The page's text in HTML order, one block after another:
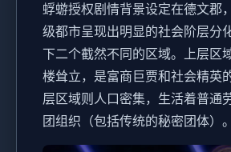
蜉蝣授权剧情背景设定在德文郡
级都市呈现出明显的社会阶层分
下二个截然不同的区域。上层区
楼耸立，是富商巨贾和社会精英
层区域则人口密集，生活着普通
团组织（包括传统的秘密团体）。